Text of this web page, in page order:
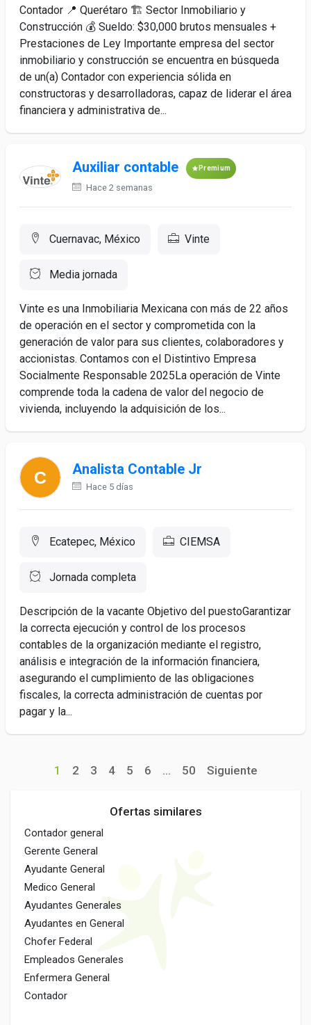
Contador 📍 Querétaro 🏗️ Sector Inmobiliario y
Construcción 💰 Sueldo: $30,000 brutos mensuales +
Prestaciones de Ley Importante empresa del sector
inmobiliario y construcción se encuentra en búsqueda
de un(a) Contador con experiencia sólida en
constructoras y desarrolladoras, capaz de liderar el área
financiera y administrativa de...
Auxiliar contable Premium
Hace 2 semanas
Cuernavac, México Vinte
Media jornada
Vinte es una Inmobiliaria Mexicana con más de 22 años
de operación en el sector y comprometida con la
generación de valor para sus clientes, colaboradores y
accionistas. Contamos con el Distintivo Empresa
Socialmente Responsable 2025La operación de Vinte
comprende toda la cadena de valor del negocio de
vivienda, incluyendo la adquisición de los...
Analista Contable Jr
Hace 5 días
Ecatepec, México CIEMSA
Jornada completa
Descripción de la vacante Objetivo del puestoGarantizar
la correcta ejecución y control de los procesos
contables de la organización mediante el registro,
análisis e integración de la información financiera,
asegurando el cumplimiento de las obligaciones
fiscales, la correcta administración de cuentas por
pagar y la...
1 2 3 4 5 6 ... 50 Siguiente
Ofertas similares
Contador general
Gerente General
Ayudante General
Medico General
Ayudantes Generales
Ayudantes en General
Chofer Federal
Empleados Generales
Enfermera General
Contador